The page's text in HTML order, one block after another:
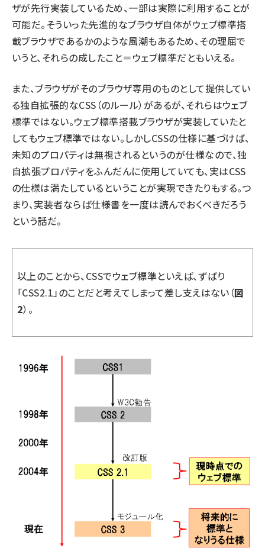
ザが先行実装しているため、一部は実際に利用することが
可能だ。そういった先進的なブラウザ自体がウェブ標準搭
載ブラウザであるかのような風潮もあるため、その理屈で
いうと、それらの成したこと＝ウェブ標準だともいえる。
また、ブラウザがそのブラウザ専用のものとして提供してい
る独自拡張的なCSS（のルール）があるが、それらはウェブ
標準ではない。ウェブ標準搭載ブラウザが実装していたと
してもウェブ標準ではない。しかしCSSの仕様に基づけば、
未知のプロパティは無視されるというのが仕様なので、独
自拡張プロパティをふんだんに使用していても、実はCSS
の仕様は満たしているということが実現できたりもする。つ
まり、実装者ならば仕様書を一度は読んでおくべきだろう
という話だ。
以上のことから、CSSでウェブ標準といえば、ずばり
「CSS2.1」のことだと考えてしまって差し支えはない（図
2）。